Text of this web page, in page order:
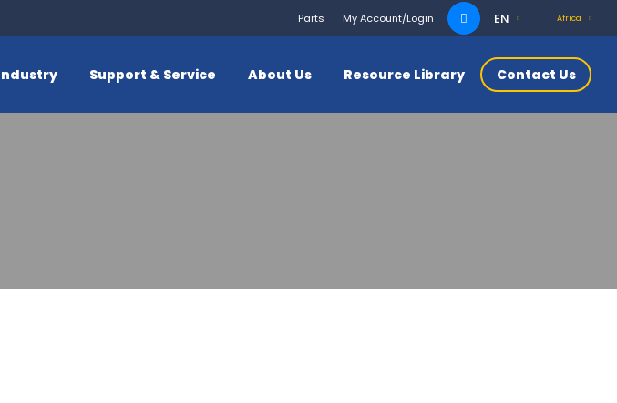
Parts My Account/Login
Search
for:
Africa
EN
Support & Service About Us Resource Library Contact Us